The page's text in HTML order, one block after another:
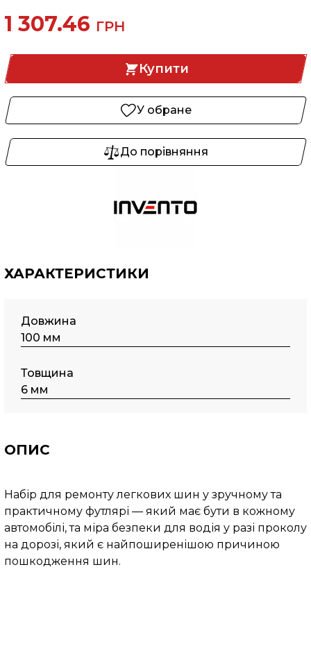
1 307.46 ГРН
Купити
У обране
До порівняння
ХАРАКТЕРИСТИКИ
Довжина
100 мм
Товщина
6 мм
ОПИС
Набір для ремонту легкових шин у зручному та
практичному футлярі — який має бути в кожному
автомобілі, та міра безпеки для водія у разі проколу
на дорозі, який є найпоширенішою причиною
пошкодження шин.